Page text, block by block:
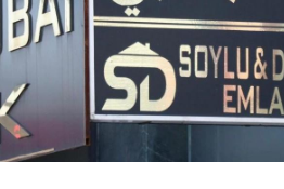
patlama
eden turistler,
ve Çınarcık’ta da